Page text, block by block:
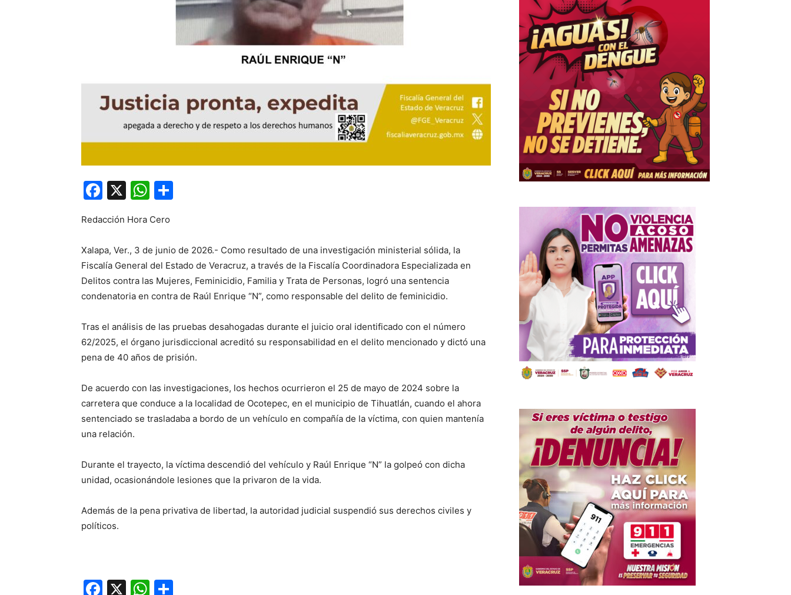
Facebook
X WhatsApp
Redacción Hora Cero
Xalapa, Ver., 3 de junio de 2026.- Como resultado de una investigación ministerial sólida, la
Fiscalía General del Estado de Veracruz, a través de la Fiscalía Coordinadora Especializada en
Delitos contra las Mujeres, Feminicidio, Familia y Trata de Personas, logró una sentencia
condenatoria en contra de Raúl Enrique “N”, como responsable del delito de feminicidio.
Tras el análisis de las pruebas desahogadas durante el juicio oral identificado con el número
62/2025, el órgano jurisdiccional acreditó su responsabilidad en el delito mencionado y dictó una
pena de 40 años de prisión.
De acuerdo con las investigaciones, los hechos ocurrieron el 25 de mayo de 2024 sobre la
carretera que conduce a la localidad de Ocotepec, en el municipio de Tihuatlán, cuando el ahora
sentenciado se trasladaba a bordo de un vehículo en compañía de la víctima, con quien mantenía
una relación.
Durante el trayecto, la víctima descendió del vehículo y Raúl Enrique “N” la golpeó con dicha
unidad, ocasionándole lesiones que la privaron de la vida.
Además de la pena privativa de libertad, la autoridad judicial suspendió sus derechos civiles y
políticos.
Facebook
X WhatsApp